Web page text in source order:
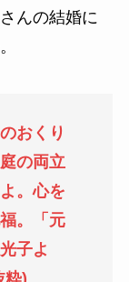
んの結婚に
おくり
の両立
。心を
。「元
子よ
粋)